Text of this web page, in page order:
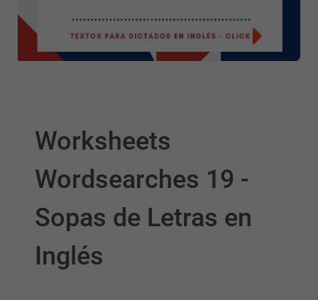
Worksheets
Wordsearches 19 -
Sopas de Letras en
Inglés